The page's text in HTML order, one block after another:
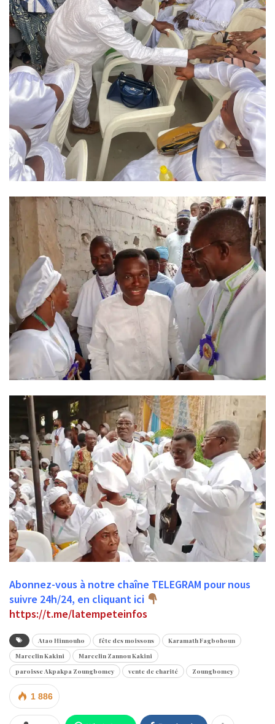
Abonnez-vous à notre chaîne TELEGRAM pour nous
suivre 24h/24, en cliquant ici
https://t.me/latempeteinfos
Atao Hinnouho fête des moissons
Karamath Fagbohoun
Marcelin Kakini
Marcelin Zannou Kakini
paroisse Akpakpa Zoungbomey
vente de charité Zoungbomey
1 886